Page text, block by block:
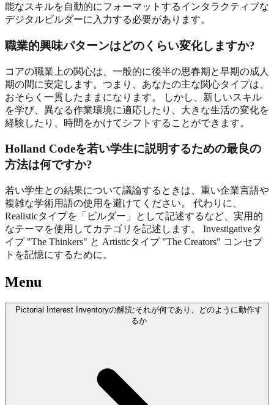
能なスキルを自動的にフォーマットするインタラクティブな
デジタルビルダーに入力する必要があります。
職業的興味パターンはどのくらい変化しますか?
コアの職業上の関心は、一般的に後半の思春期と早期の成人
期の間に安定します。つまり、あなたの主な関心タイプは、
おそらく一貫したままになります。 しかし、新しいスキル
を学び、異なる作業環境に適応したり、大きな生活の変化を
経験したり、時間をかけてシフトすることができます。
Holland Codeを若い学生に説明するための最良の
方法は何ですか?
若い学生との結果について議論するときは、重い企業言語や
複雑な学術用語の使用を避けてください。 代わりに、
Realisticタイプを「ビルダー」として記述するなど、実用的
なテーマを使用してカテゴリを記述します。 Investigativeタ
イプ "The Thinkers" と Artisticタイプ "The Creators" コンセプ
トを記憶にするために。
Menu
Pictorial Interest Inventoryの解読:それが何であり、どのように動作す
るか